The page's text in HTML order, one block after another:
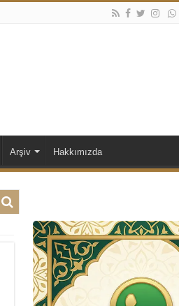
Arşiv Hakkımızda